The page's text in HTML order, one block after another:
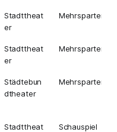
Stadttheat
er
Mehrsparten
Stadttheat
er
Mehrsparten
Städtebun
dtheater
Mehrsparten
Stadttheat
Schauspiel